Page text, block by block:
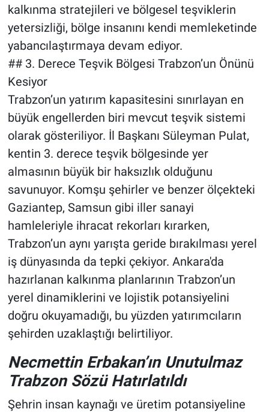
kalkınma stratejileri ve bölgesel teşviklerin
yetersizliği, bölge insanını kendi memleketinde
yabancılaştırmaya devam ediyor.
## 3. Derece Teşvik Bölgesi Trabzon’un Önünü
Kesiyor
Trabzon’un yatırım kapasitesini sınırlayan en
büyük engellerden biri mevcut teşvik sistemi
olarak gösteriliyor. İl Başkanı Süleyman Pulat,
kentin 3. derece teşvik bölgesinde yer
almasının büyük bir haksızlık olduğunu
savunuyor. Komşu şehirler ve benzer ölçekteki
Gaziantep, Samsun gibi iller sanayi
hamleleriyle ihracat rekorları kırarken,
Trabzon’un aynı yarışta geride bırakılması yerel
iş dünyasında da tepki çekiyor. Ankara'da
hazırlanan kalkınma planlarının Trabzon’un
yerel dinamiklerini ve lojistik potansiyelini
doğru okuyamadığı, bu yüzden yatırımcıların
şehirden uzaklaştığı belirtiliyor.
Necmettin Erbakan’ın Unutulmaz
Trabzon Sözü Hatırlatıldı
Şehrin insan kaynağı ve üretim potansiyeline